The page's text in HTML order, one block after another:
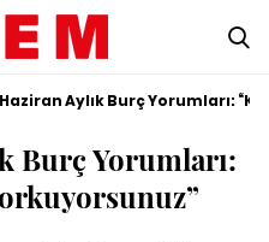
Aylık Burç Yorumları:
Burç Yorumları: